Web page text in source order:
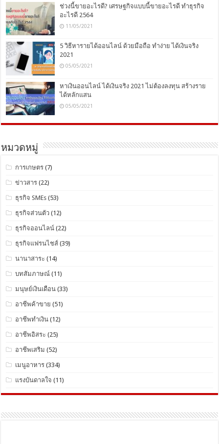
ช่วงนี้ขายอะไรดี? เศรษฐกิจแบบนี้ขายอะไรดี ทำธุรกิจ
อะไรดี 2564
11/05/2021
5 วิธีหารายได้ออนไลน์ ด้วยมือถือ ทำง่าย ได้เงินจริง
2021
05/05/2021
หาเงินออนไลน์ ได้เงินจริง 2021 ไม่ต้องลงทุน สร้างราย
ได้หลักแสน
05/05/2021
หมวดหมู่
การเกษตร (7)
ข่าวสาร (22)
ธุรกิจ SMEs (53)
ธุรกิจส่วนตัว (12)
ธุรกิจออนไลน์ (22)
ธุรกิจแฟรนไชส์ (39)
นานาสาระ (14)
บทสัมภาษณ์ (11)
มนุษย์เงินเดือน (33)
อาชีพค้าขาย (51)
อาชีพทำเงิน (12)
อาชีพอิสระ (25)
อาชีพเสริม (52)
เมนูอาหาร (334)
แรงบันดาลใจ (11)